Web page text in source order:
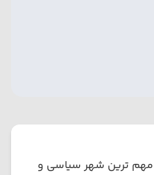
مهم ترین شهر سیاسی و